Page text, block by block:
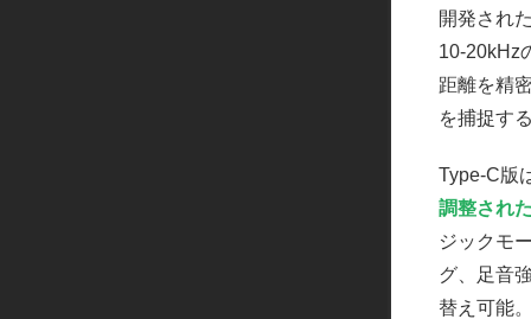
開発され
10-20kHz
距離を精
を捕捉す
Type-C版
調整され
ジックモ
グ、足音
替え可能